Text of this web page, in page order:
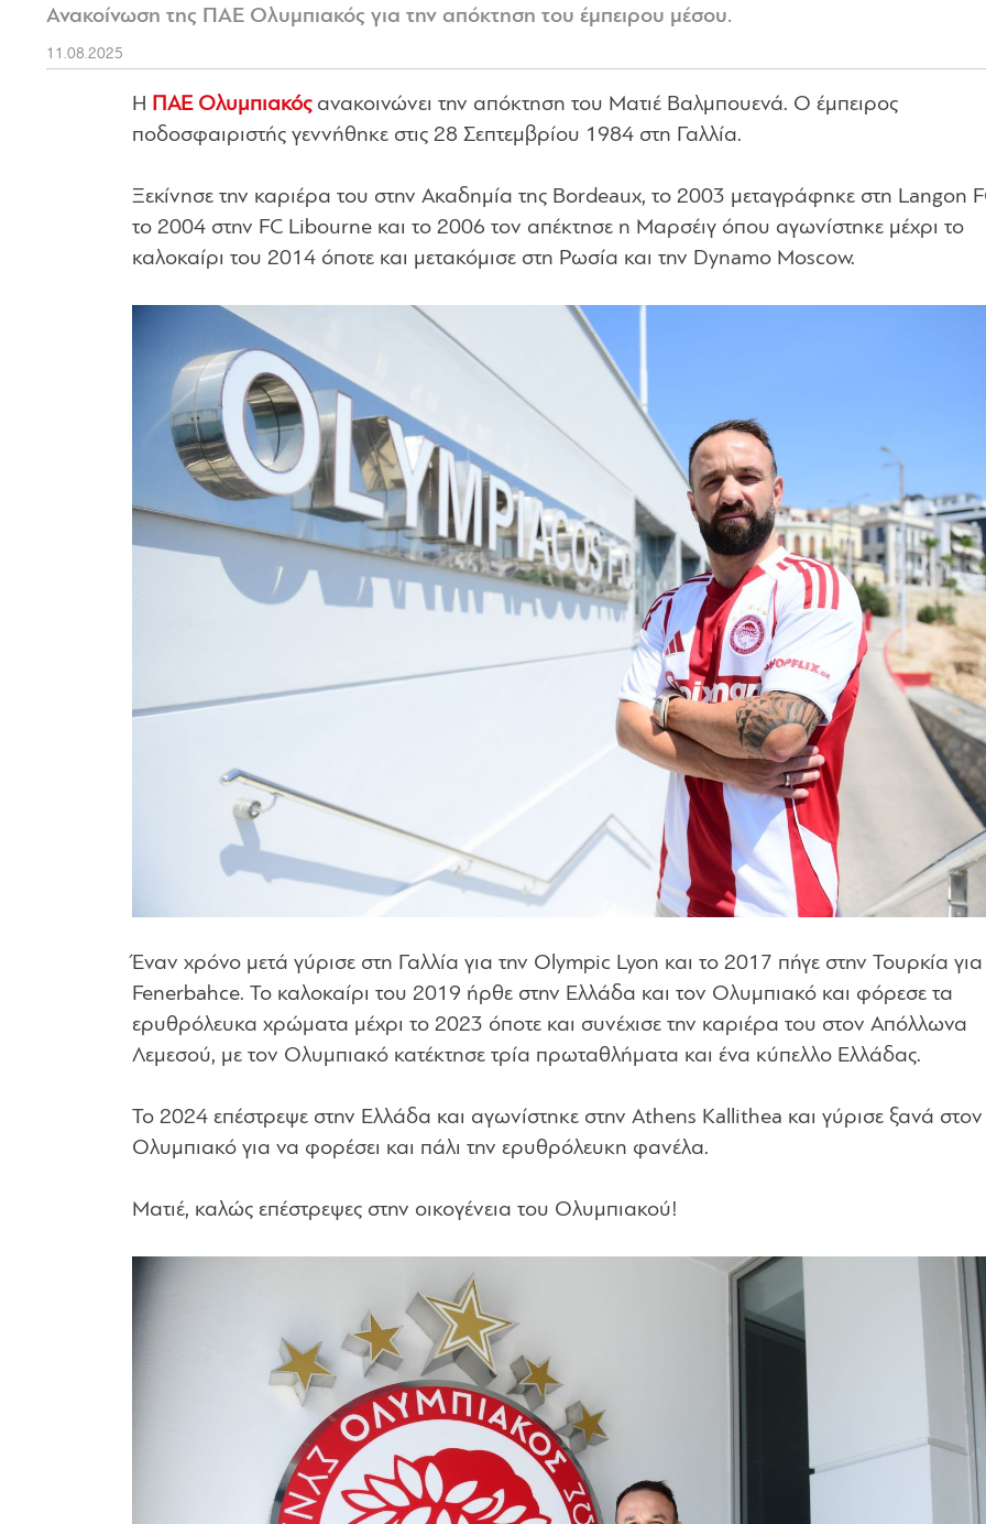
Ανακοίνωση της ΠΑΕ Ολυμπιακός για την απόκτηση του έμπειρου μέσου.
11.08.2025
Η ΠΑΕ Ολυμπιακόςανακοινώνει την απόκτηση του Ματιέ Βαλμπουενά. Ο έμπειρος
ποδοσφαιριστής γεννήθηκε στις 28 Σεπτεμβρίου 1984 στη Γαλλία.
Ξεκίνησε την καριέρα του στην Ακαδημία της Bordeaux, το 2003 μεταγράφηκε στη Langon
το 2004 στην FC Libourne και το 2006 τον απέκτησε η Μαρσέιγ όπου αγωνίστηκε μέχρι το
καλοκαίρι του 2014 όποτε και μετακόμισε στη Ρωσία και την Dynamo Μoscow.
Έναν χρόνο μετά γύρισε στη Γαλλία για την Olympic Lyon και το 2017 πήγε στην Τουρκία για
Fenerbahce. Το καλοκαίρι του 2019 ήρθε στην Ελλάδα και τον Ολυμπιακό και φόρεσε τα
ερυθρόλευκα χρώματα μέχρι το 2023 όποτε και συνέχισε την καριέρα του στον Απόλλωνα
Λεμεσού, με τον Ολυμπιακό κατέκτησε τρία πρωταθλήματα και ένα κύπελλο Ελλάδας.
Το 2024 επέστρεψε στην Ελλάδα και αγωνίστηκε στην Athens Kallithea και γύρισε ξανά στον
Ολυμπιακό για να φορέσει και πάλι την ερυθρόλευκη φανέλα.
Ματιέ, καλώς επέστρεψες στην οικογένεια του Ολυμπιακού!